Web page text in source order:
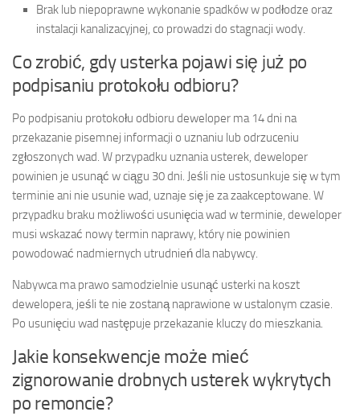
Brak lub niepoprawne wykonanie spadków w podłodze oraz
instalacji kanalizacyjnej, co prowadzi do stagnacji wody.
Co zrobić, gdy usterka pojawi się już po
podpisaniu protokołu odbioru?
Po podpisaniu protokołu odbioru deweloper ma 14 dni na
przekazanie pisemnej informacji o uznaniu lub odrzuceniu
zgłoszonych wad. W przypadku uznania usterek, deweloper
powinien je usunąć w ciągu 30 dni. Jeśli nie ustosunkuje się w tym
terminie ani nie usunie wad, uznaje się je za zaakceptowane. W
przypadku braku możliwości usunięcia wad w terminie, deweloper
musi wskazać nowy termin naprawy, który nie powinien
powodować nadmiernych utrudnień dla nabywcy.
Nabywca ma prawo samodzielnie usunąć usterki na koszt
dewelopera, jeśli te nie zostaną naprawione w ustalonym czasie.
Po usunięciu wad następuje przekazanie kluczy do mieszkania.
Jakie konsekwencje może mieć
zignorowanie drobnych usterek wykrytych
po remoncie?